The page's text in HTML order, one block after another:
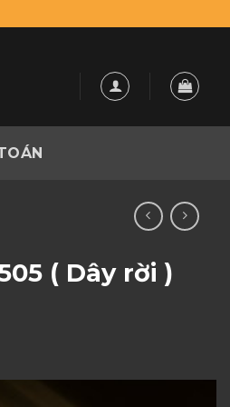
( Dây rời )